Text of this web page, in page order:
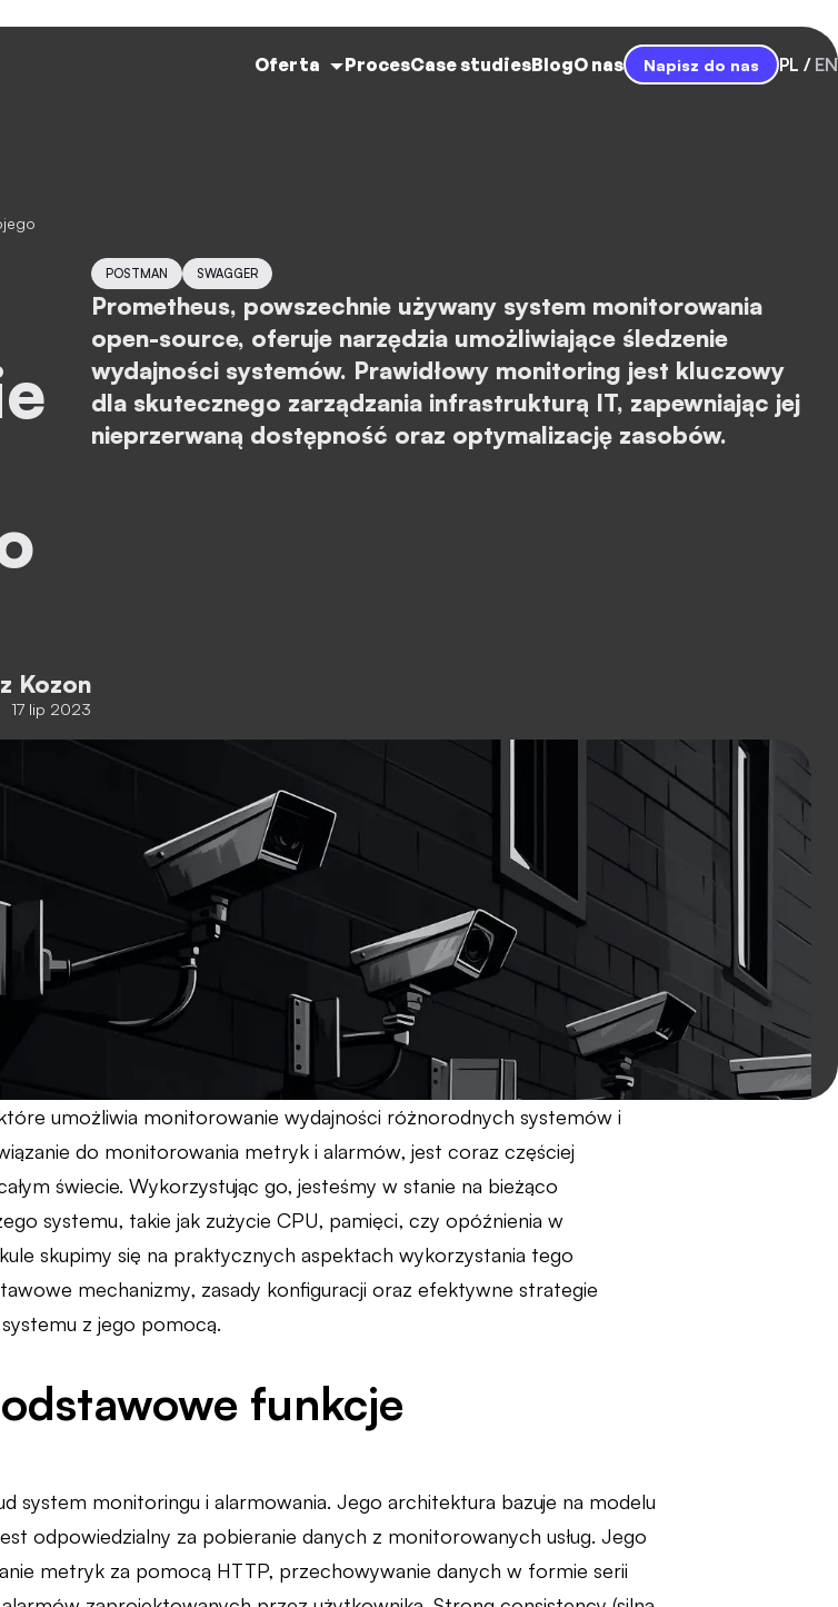
Oferta ProcesCase studiesBlogO nas Napisz do nas PL EN
Kozon
17 lip 2023
POSTMAN SWAGGER
Prometheus, powszechnie używany system monitorowania
open-source, oferuje narzędzia umożliwiające śledzenie
wydajności systemów. Prawidłowy monitoring jest kluczowy
dla skutecznego zarządzania infrastrukturą IT, zapewniając jej
nieprzerwaną dostępność oraz optymalizację zasobów.
umożliwia monitorowanie wydajności różnorodnych systemów i
do monitorowania metryk i alarmów, jest coraz częściej
świecie. Wykorzystując go, jesteśmy w stanie na bieżąco
systemu, takie jak zużycie CPU, pamięci, czy opóźnienia w
skupimy się na praktycznych aspektach wykorzystania tego
mechanizmy, zasady konfiguracji oraz efektywne strategie
z jego pomocą.
funkcje
system monitoringu i alarmowania. Jego architektura bazuje na modelu
odpowiedzialny za pobieranie danych z monitorowanych usług. Jego
metryk za pomocą HTTP, przechowywanie danych w formie serii